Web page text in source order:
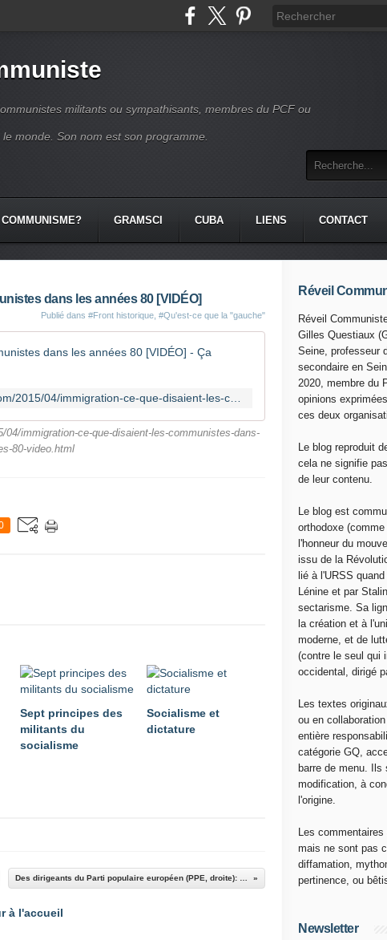
militants ou sympathisants, membres du PCF ou
monde. Son nom est son programme.
GRAMSCI CUBA LIENS CONTACT
dans les années 80 [VIDÉO]
Publié dans #Front historique #Qu'est-ce que la "gauche"
IMMIGRATION:
immigration-ce-que-disaient-les-communistes-dans-
80-video.html
Sept principes des
militants du
socialisme
Socialisme et
dictature
à l'accueil
Réveil
Réveil
Gilles Questiaux
Seine, professeur
secondaire en
2020, membre du
opinions
ces deux
Le blog reproduit
cela ne signifie
de leur contenu.
Le blog est
orthodoxe
l'honneur du
issu de la
lié à l'URSS
Lénine et par
sectarisme. Sa
la création et à
moderne, et de
(contre le seul qui
occidental, dirigé
Les textes
ou en
entière
catégorie GQ,
barre de menu.
modification, à
l'origine.
Les
mais ne sont pas
diffamation,
pertinence, ou
Newsletter